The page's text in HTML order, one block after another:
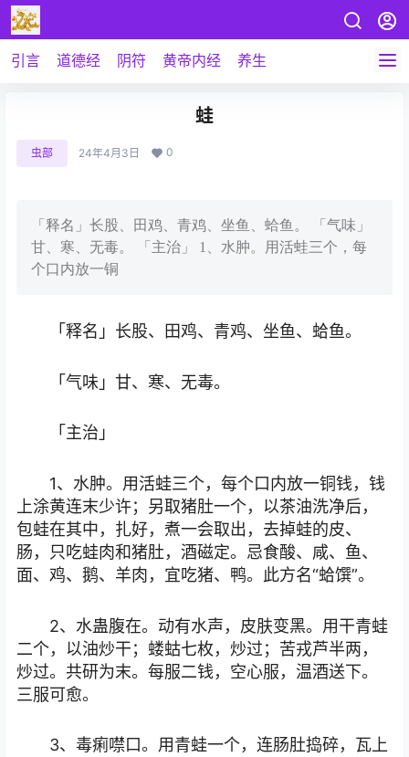
引言 道德经 阴符 黄帝内经 养生
蛙
虫部 24年4月3日 0
「释名」长股、田鸡、青鸡、坐鱼、蛤鱼。 「气味」
甘、寒、无毒。 「主治」 1、水肿。用活蛙三个，每
个口内放一铜
「释名」长股、田鸡、青鸡、坐鱼、蛤鱼。
「气味」甘、寒、无毒。
「主治」
1、水肿。用活蛙三个，每个口内放一铜钱，钱
上涂黄连末少许；另取猪肚一个，以茶油洗净后，
包蛙在其中，扎好，煮一会取出，去掉蛙的皮、
肠，只吃蛙肉和猪肚，酒磁定。忌食酸、咸、鱼、
面、鸡、鹅、羊肉，宜吃猪、鸭。此方名“蛤馔”。
2、水蛊腹在。动有水声，皮肤变黑。用干青蛙
二个，以油炒干；蝼蛄七枚，炒过；苦戎芦半两，
炒过。共研为末。每服二钱，空心服，温酒送下。
三服可愈。
3、毒痢噤口。用青蛙一个，连肠肚捣碎，瓦上